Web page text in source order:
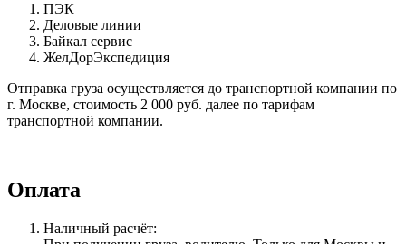
ПЭК
Деловые линии
Байкал сервис
ЖелДорЭкспедиция
Отправка груза осуществляется до транспортной компании по
г. Москве, стоимость 2 000 руб. далее по тарифам
транспортной компании.
Оплата
Наличный расчёт: